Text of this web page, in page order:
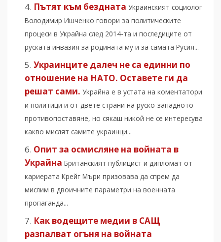
Пътят към бездната Украинският социолог
Володимир Ишченко говори за политическите
процеси в Украйна след 2014-та и последиците от
руската инвазия за родината му и за самата Русия...
Украинците далеч не са единни по
отношение на НАТО. Оставете ги да
решат сами. Украйна е в устата на коментатори
и политици и от двете страни на руско-западното
противопоставяне, но сякаш никой не се интересува
какво мислят самите украинци...
Опит за осмисляне на войната в
Украйна Британският публицист и дипломат от
кариерата Крейг Мъри призовава да спрем да
мислим в двоичните параметри на военната
пропаганда...
Как водещите медии в САЩ
разпалват огъня на войната